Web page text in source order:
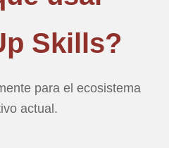
Skills?
para el ecosistema
actual.